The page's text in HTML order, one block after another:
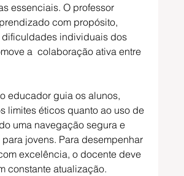
essenciais. O professor
com propósito,
dificuldades individuais dos
a  colaboração ativa entre
educador guia os alunos,
limites éticos quanto ao uso de
uma navegação segura e
jovens. Para desempenhar
excelência, o docente deve
constante atualização.